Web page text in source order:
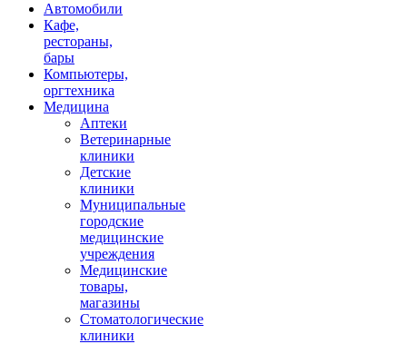
Автомобили
Кафе,
рестораны,
бары
Компьютеры,
оргтехника
Медицина
Аптеки
Ветеринарные
клиники
Детские
клиники
Муниципальные
городские
медицинские
учреждения
Медицинские
товары,
магазины
Стоматологические
клиники